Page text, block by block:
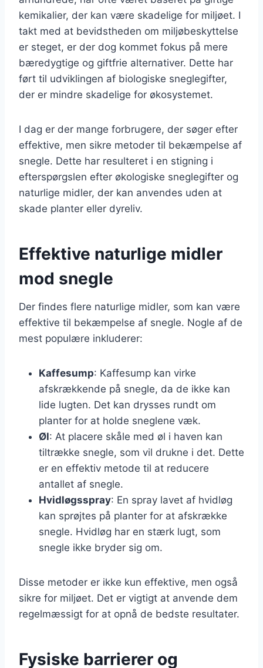
kemikalier, der kan være skadelige for miljøet. I
takt med at bevidstheden om miljøbeskyttelse
er steget, er der dog kommet fokus på mere
bæredygtige og giftfrie alternativer. Dette har
ført til udviklingen af biologiske sneglegifter,
der er mindre skadelige for økosystemet.
I dag er der mange forbrugere, der søger efter
effektive, men sikre metoder til bekæmpelse af
snegle. Dette har resulteret i en stigning i
efterspørgslen efter økologiske sneglegifter og
naturlige midler, der kan anvendes uden at
skade planter eller dyreliv.
Effektive naturlige midler
mod snegle
Der findes flere naturlige midler, som kan være
effektive til bekæmpelse af snegle. Nogle af de
mest populære inkluderer:
Kaffesump: Kaffesump kan virke
afskrækkende på snegle, da de ikke kan
lide lugten. Det kan drysses rundt om
planter for at holde sneglene væk.
Øl: At placere skåle med øl i haven kan
tiltrække snegle, som vil drukne i det. Dette
er en effektiv metode til at reducere
antallet af snegle.
Hvidløgsspray: En spray lavet af hvidløg
kan sprøjtes på planter for at afskrække
snegle. Hvidløg har en stærk lugt, som
snegle ikke bryder sig om.
Disse metoder er ikke kun effektive, men også
sikre for miljøet. Det er vigtigt at anvende dem
regelmæssigt for at opnå de bedste resultater.
Fysiske barrierer og